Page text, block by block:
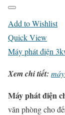
Add to Wishlist
Quick View
Máy phát điện
Xem chi tiết:
Máy phát điện
văn phòng cho